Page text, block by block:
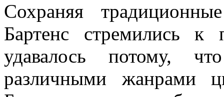
Сохраняя
Бартенс стремились к
удавалось потому,
различными жанрами